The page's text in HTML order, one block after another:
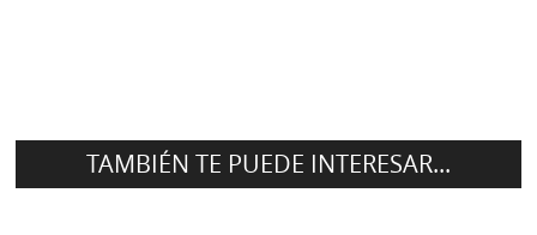
TAMBIÉN TE PUEDE INTERESAR...